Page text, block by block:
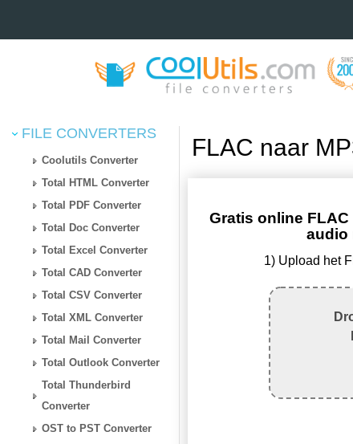
FILE CONVERTERS
Coolutils Converter
Total HTML Converter
Total PDF Converter
Total Doc Converter
Total Excel Converter
Total CAD Converter
Total CSV Converter
Total XML Converter
Total Mail Converter
Total Outlook Converter
Total Thunderbird
Converter
OST to PST Converter
FLAC naar
Gratis online
audio
1) Upload het